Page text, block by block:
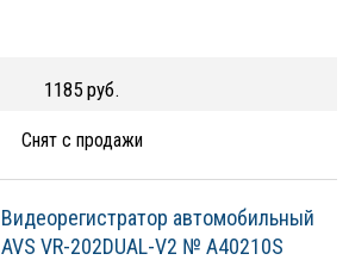
1185 руб.
Снят с продажи
Видеорегистратор автомобильный
AVS VR-202DUAL-V2 № A40210S